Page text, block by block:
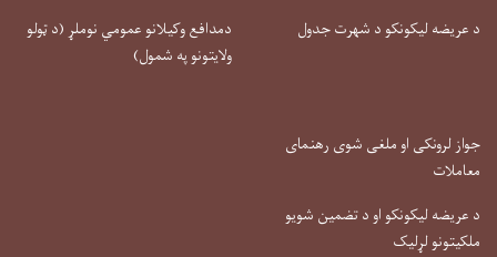
د عریضه لیکونکو د شهرت جدول
دمدافع وکیلانو عمومي نوملړ (د ټولو
ولایتونو په شمول)
جواز لرونکی او ملغی شوی رهنمای
معاملات
د عریضه لیکونکو او د تضمین شویو
ملکیتونو لړلیک